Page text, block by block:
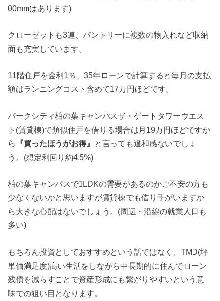
00mmはあります)
クローゼットも3連、パントリーに複数の物入れなど収納
面も充実しています。
11階住戸を金利1％、35年ローンで計算すると毎月の支払
額はランニングコスト含めて17万円ほどです。
パークシティ柏の葉キャンパスザ・ゲートタワーウエス
ト(賃貸棟)で類似住戸を借りる場合は月19万円ほどですか
ら
『買ったほうがお得』 と言っても違和感ないでしょ
う。(想定利回り約4.5%)
柏の葉キャンパスで1LDKの需要があるのかご不安の方も
少なくないかと思いますが賃貸棟でも借り手がいますか
ら大きな心配はないでしょう。(周辺・沿線の就業人口も
多い)
もちろん投資としておすすめという話ではなく、TMD(坪
単価満足度)高い生活をしながら中長期的に住んでローン
残債を減らすことで資産形成にも繋がりやすいという意
味での狙い目となります。